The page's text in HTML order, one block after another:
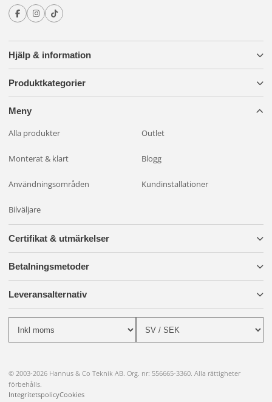
Hjälp & information
Produktkategorier
Meny
Alla produkter Outlet
Monterat & klart Blogg
Användningsområden Kundinstallationer
Bilväljare
Certifikat & utmärkelser
Betalningsmetoder
Leveransalternativ
© 2003-2026 Hannus & Co Teknik AB. Org. nr: 556665-3360. Alla rättigheter
förbehålls.
IntegritetspolicyCookies